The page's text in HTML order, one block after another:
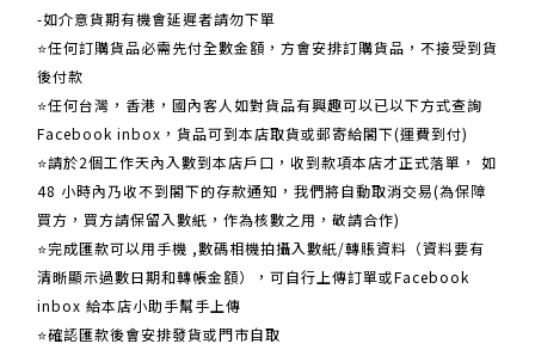
-如介意貨期有機會延遲者請勿下單
⭐任何訂購貨品必需先付全數金額，方會安排訂購貨品，不接受到貨
後付款
⭐任何台灣，香港，國內客人如對貨品有興趣可以已以下方式查詢
Facebook inbox，貨品可到本店取貨或郵寄給閣下(運費到付)
​​⭐請於2個工作天內入數到本店戶口，收到款項本店才正式落單， 如
48 小時內乃收不到閣下的存款通知，我們將自動取消交易(為保障
買方，買方請保留入數紙，作為核數之用，敬請合作)
⭐完成匯款可以用手機 ,數碼相機拍攝入數紙/轉賬資料（資料要有
清晰顯示過數日期和轉帳金額），可自行上傳訂單或Facebook
inbox 給本店小助手幫手上傳
⭐確認匯款後會安排發貨或門市自取